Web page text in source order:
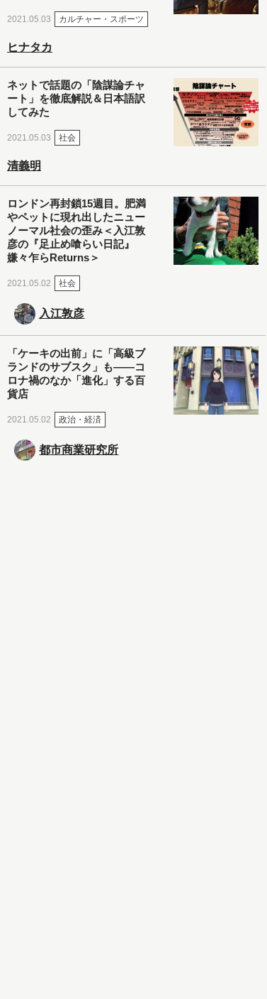
2021.05.03 カルチャー・スポーツ
ヒナタカ
ネットで話題の「陰謀論チャ
ート」を徹底解説＆日本語訳
してみた
2021.05.03 社会
清義明
ロンドン再封鎖15週目。肥満
やペットに現れ出したニュー
ノーマル社会の歪み＜入江敦
彦の『足止め喰らい日記』
嫌々乍らReturns＞
2021.05.02 社会
入江敦彦
「ケーキの出前」に「高級ブ
ランドのサブスク」も――コ
ロナ禍のなか「進化」する百
貨店
2021.05.02 政治・経済
都市商業研究所